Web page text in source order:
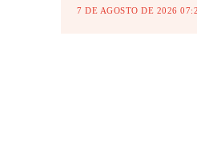
7 DE AGOSTO DE 2026